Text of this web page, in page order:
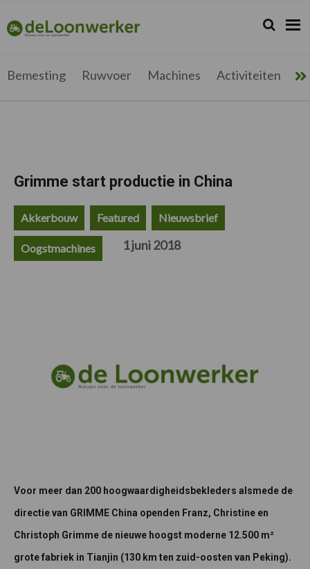
de
hoofdnavigatie
de
hoofd
de
eerste
de
voettekst
deloonwerker.be Zoeken...
Zoek
Bemesting Ruwvoer Machines Activiteiten
Grimme start productie in China
Akkerbouw Featured Nieuwsbrief
Oogstmachines 1 juni 2018
Voor meer dan 200 hoogwaardigheidsbekleders alsmede de
directie van GRIMME China openden Franz, Christine en
Christoph Grimme de nieuwe hoogst moderne 12.500 m²
grote fabriek in Tianjin (130 km ten zuid-oosten van Peking).